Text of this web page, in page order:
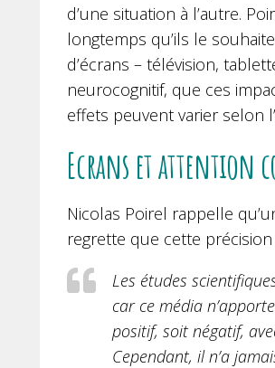
d’une situation à l’autre.
longtemps qu’ils le
d’écrans – télévision,
neurocognitif, que ces
effets peuvent varier selon
Ecrans et attention
Nicolas Poirel rappelle
regrette que cette
Les études
car ce média
positif, soit négatif,
Cependant, il n’a